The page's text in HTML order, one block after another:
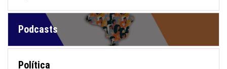
Podcasts
Política